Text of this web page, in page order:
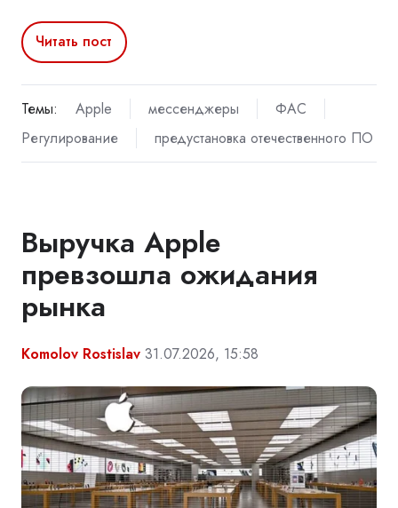
Читать пост
Темы: Apple мессенджеры
ФАС
Регулирование
предустановка отечественного ПО
Выручка Apple
превзошла ожидания
рынка
Komolov Rostislav 31.07.2026, 15:58